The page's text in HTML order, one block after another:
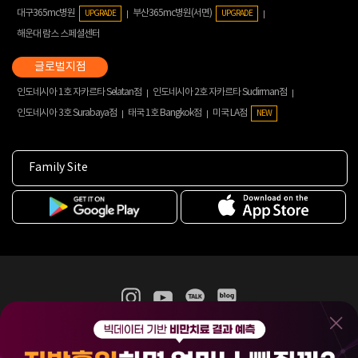
대구365mc병원 UPGRADE 부산365mc병원(서면) UPGRADE
해운대 람스 스페셜센터
인도네시아 1호 자카르타 Selatan점
인도네시아 2호 자카르타 Sudirman점
인도네시아 3호 Surabaya점
태국 1호 Bangkok점 미국 LA점 NEW
Family Site
365mc 병·의원 이용약관
홈페이지 이용약관
비급여진료수가